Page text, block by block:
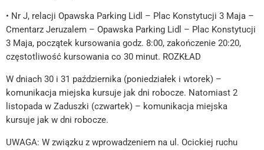
• Nr J, relacji Opawska Parking Lidl – Plac Konstytucji 3 Maja –
Cmentarz Jeruzalem – Opawska Parking Lidl – Plac Konstytucji
3 Maja, początek kursowania godz. 8:00, zakończenie 20:20,
częstotliwość kursowania co 30 minut. ROZKŁAD
W dniach 30 i 31 października (poniedziałek i wtorek) –
komunikacja miejska kursuje jak dni robocze. Natomiast 2
listopada w Zaduszki (czwartek) – komunikacja miejska
kursuje jak w dni robocze.
UWAGA: W związku z wprowadzeniem na ul. Ocickiej ruchu